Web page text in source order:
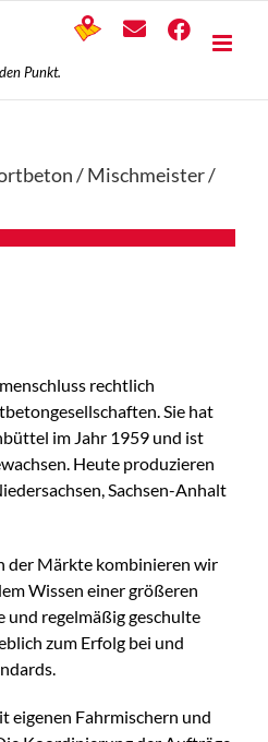
/ Mischmeister /
rechtlich
Sie hat
im Jahr 1959 und ist
Heute produzieren
Sachsen-Anhalt
der Märkte kombinieren wir
Wissen einer größeren
und regelmäßig geschulte
zum Erfolg bei und
eigenen Fahrmischern und